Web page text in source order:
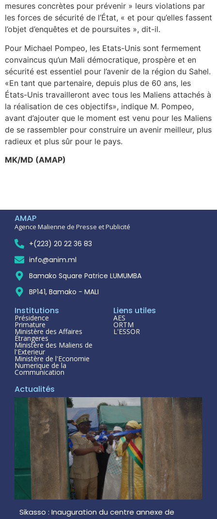
mesures concrètes pour prévenir » leurs violations par
les forces de sécurité de l’État, « et pour qu’elles fassent
l’objet d’enquêtes et de poursuites », dit-il.
Pour Michael Pompeo, les Etats-Unis sont fermement
convaincus qu’un Mali démocratique, prospère et en
sécurité est essentiel pour l’avenir de la région du Sahel.
«En tant que partenaire, depuis plus de 60 ans, les
États-Unis travailleront avec tous les Maliens attachés à
la réalisation de ces objectifs», indique M. Pompeo,
avant d’ajouter que le moment est venu pour les Maliens
de se rassembler pour construire un avenir meilleur, plus
radieux et plus sûr pour le pays.
MK/MD (AMAP)
AMAP
Agence Malienne de Presse et Publicité
+(223) 20 22 36 83
info@anim.ml
Bamako Square Patrice LUMUMBA
BP141, Bamako - MALI
Institutions
Présidence
Primature
Ministère des Affaires
Étrangeres
Ministère des Maliens de
l'Exterieur
Ministère de l'Economie
Numerique de la
Communication
Liens utiles
AES
ORTM
L'ESSOR
Actualités
Sikasso : Inauguration du centre annexe de